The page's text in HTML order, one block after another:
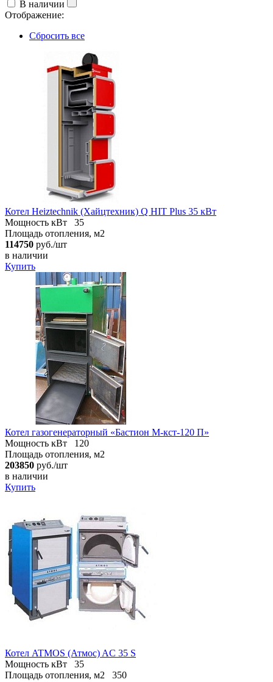
В наличии
Отображение:
Сбросить все
Котел Heiztechnik (Хайцтехник) Q HIT Plus 35 кВт
Мощность кВт
35
Площадь отопления, м2
114750 руб./шт
в наличии
Купить
Котел газогенераторный «Бастион М-кст-120 П»
Мощность кВт
120
Площадь отопления, м2
203850 руб./шт
в наличии
Купить
Котел ATMOS (Атмос) AC 35 S
Мощность кВт
35
Площадь отопления, м2
350